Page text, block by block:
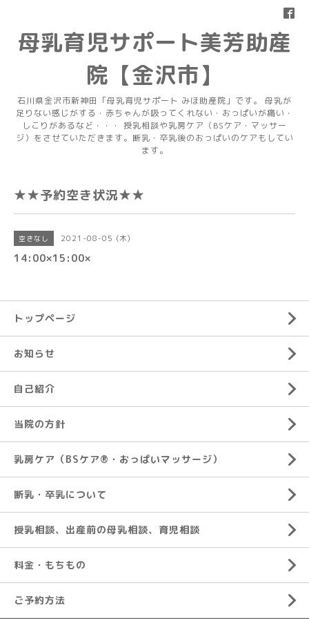
母乳育児サポート美芳助産
院【金沢市】
石川県金沢市新神田「母乳育児サポート みほ助産院」です。 母乳が
足りない感じがする・赤ちゃんが吸ってくれない・おっぱいが痛い・
しこりがあるなど・・・ 授乳相談や乳房ケア（BSケア・マッサー
ジ）をさせていただきます。断乳・卒乳後のおっぱいのケアもしてい
ます。
★★予約空き状況★★
空きなし 2021-08-05 (木)
14:00×15:00×
トップページ
お知らせ
自己紹介
当院の方針
乳房ケア（BSケア®︎・おっぱいマッサージ）
断乳・卒乳について
授乳相談、出産前の母乳相談、育児相談
料金・もちもの
ご予約方法